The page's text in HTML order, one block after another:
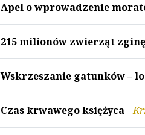
Apel o wprowadzenie
215 milionów zwierząt
Wskrzeszanie gatunków –
Czas krwawego księżyca -